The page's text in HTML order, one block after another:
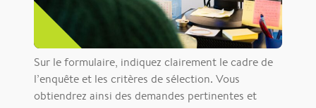
Sur le formulaire, indiquez clairement le cadre de
l’enquête et les critères de sélection. Vous
obtiendrez ainsi des demandes pertinentes et